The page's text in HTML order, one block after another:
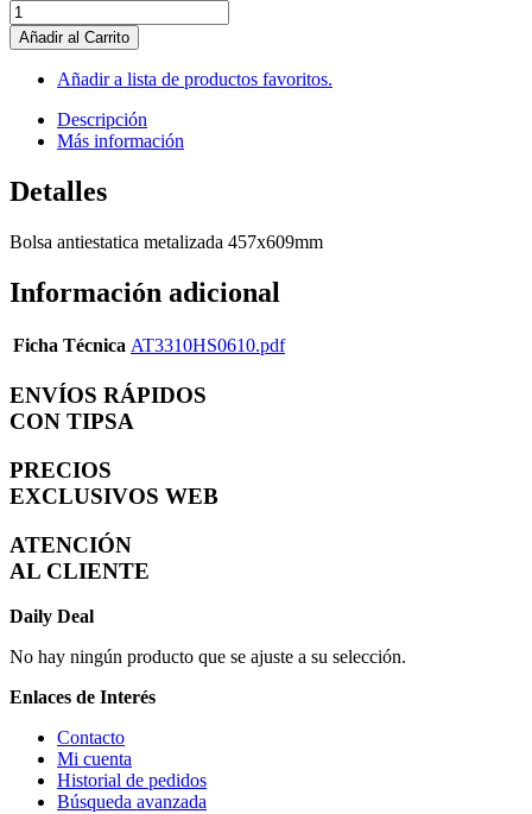
Añadir al Carrito
Añadir a lista de productos favoritos.
Descripción
Más información
Detalles
Bolsa antiestatica metalizada 457x609mm
Información adicional
Ficha Técnica AT3310HS0610.pdf
ENVÍOS RÁPIDOS
CON TIPSA
PRECIOS
EXCLUSIVOS WEB
ATENCIÓN
AL CLIENTE
Daily Deal
No hay ningún producto que se ajuste a su selección.
Enlaces de Interés
Contacto
Mi cuenta
Historial de pedidos
Búsqueda avanzada